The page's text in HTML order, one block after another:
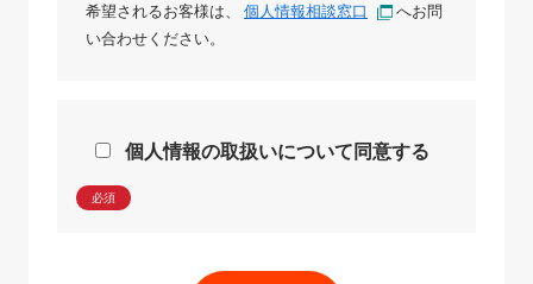
希望されるお客様は、 個人情報相談窓口
へお問
い合わせください。
個人情報の取扱いについて同意する
必須